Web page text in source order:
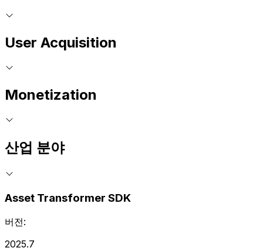
User Acquisition
Monetization
산업 분야
Asset Transformer SDK
버전:
2025.7